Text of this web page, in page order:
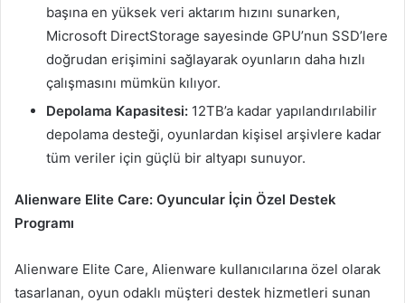
başına en yüksek veri aktarım hızını sunarken,
Microsoft DirectStorage sayesinde GPU’nun SSD’lere
doğrudan erişimini sağlayarak oyunların daha hızlı
çalışmasını mümkün kılıyor.
Depolama Kapasitesi: 12TB’a kadar yapılandırılabilir
depolama desteği, oyunlardan kişisel arşivlere kadar
tüm veriler için güçlü bir altyapı sunuyor.
Alienware Elite Care: Oyuncular İçin Özel Destek
Programı
Alienware Elite Care, Alienware kullanıcılarına özel olarak
tasarlanan, oyun odaklı müşteri destek hizmetleri sunan